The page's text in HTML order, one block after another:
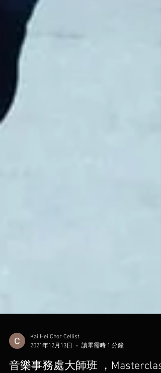
2021年12月13日
讀畢需時 1 分鐘